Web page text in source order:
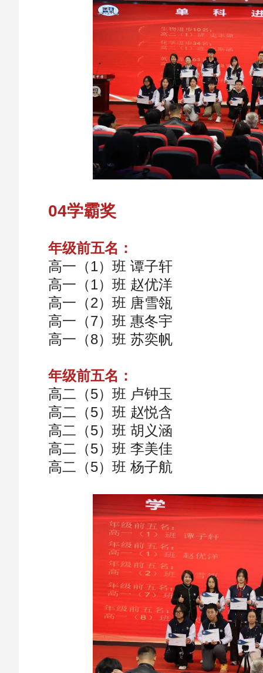
04学霸奖
年级前五名：
高一（1）班 谭子轩
高一（1）班 赵优洋
高一（2）班 唐雪瓴
高一（7）班 惠冬宇
高一（8）班 苏奕帆
年级前五名：
高二（5）班 卢钟玉
高二（5）班 赵悦含
高二（5）班 胡义涵
高二（5）班 李美佳
高二（5）班 杨子航